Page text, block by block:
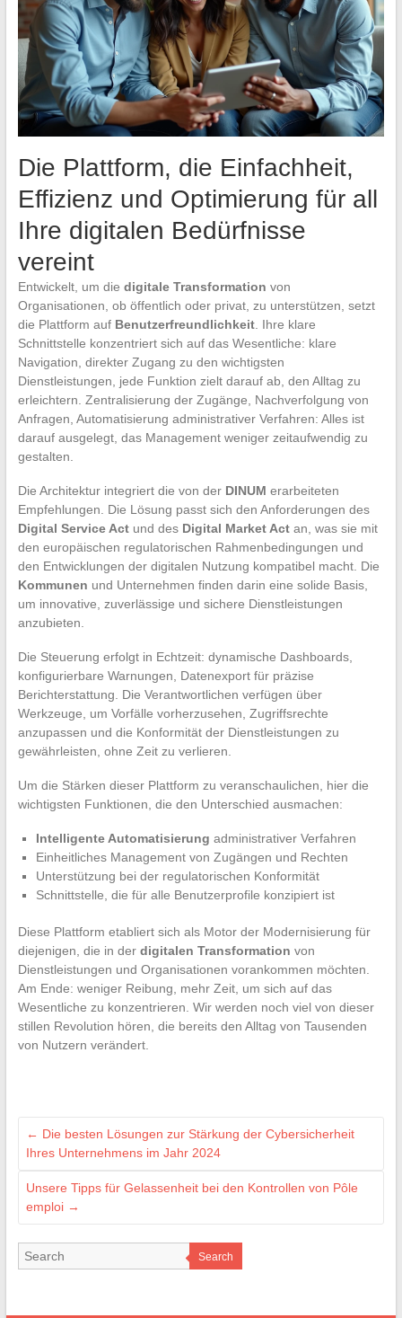
Die Plattform, die Einfachheit,
Effizienz und Optimierung für all
Ihre digitalen Bedürfnisse
vereint
Entwickelt, um die digitale Transformation von
Organisationen, ob öffentlich oder privat, zu unterstützen, setzt
die Plattform auf Benutzerfreundlichkeit. Ihre klare
Schnittstelle konzentriert sich auf das Wesentliche: klare
Navigation, direkter Zugang zu den wichtigsten
Dienstleistungen, jede Funktion zielt darauf ab, den Alltag zu
erleichtern. Zentralisierung der Zugänge, Nachverfolgung von
Anfragen, Automatisierung administrativer Verfahren: Alles ist
darauf ausgelegt, das Management weniger zeitaufwendig zu
gestalten.
Die Architektur integriert die von der DINUM erarbeiteten
Empfehlungen. Die Lösung passt sich den Anforderungen des
Digital Service Actund des Digital Market Actan, was sie mit
den europäischen regulatorischen Rahmenbedingungen und
den Entwicklungen der digitalen Nutzung kompatibel macht. Die
Kommunen und Unternehmen finden darin eine solide Basis,
um innovative, zuverlässige und sichere Dienstleistungen
anzubieten.
Die Steuerung erfolgt in Echtzeit: dynamische Dashboards,
konfigurierbare Warnungen, Datenexport für präzise
Berichterstattung. Die Verantwortlichen verfügen über
Werkzeuge, um Vorfälle vorherzusehen, Zugriffsrechte
anzupassen und die Konformität der Dienstleistungen zu
gewährleisten, ohne Zeit zu verlieren.
Um die Stärken dieser Plattform zu veranschaulichen, hier die
wichtigsten Funktionen, die den Unterschied ausmachen:
Intelligente Automatisierung administrativer Verfahren
Einheitliches Management von Zugängen und Rechten
Unterstützung bei der regulatorischen Konformität
Schnittstelle, die für alle Benutzerprofile konzipiert ist
Diese Plattform etabliert sich als Motor der Modernisierung für
diejenigen, die in der digitalen Transformation von
Dienstleistungen und Organisationen vorankommen möchten.
Am Ende: weniger Reibung, mehr Zeit, um sich auf das
Wesentliche zu konzentrieren. Wir werden noch viel von dieser
stillen Revolution hören, die bereits den Alltag von Tausenden
von Nutzern verändert.
← Die besten Lösungen zur Stärkung der Cybersicherheit
Ihres Unternehmens im Jahr 2024
Unsere Tipps für Gelassenheit bei den Kontrollen von Pôle
emploi →
Search